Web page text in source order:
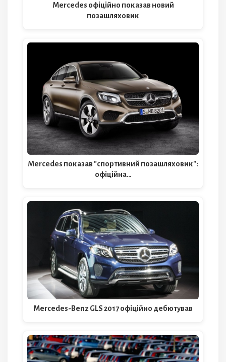
Mercedes офіційно показав новий
позашляховик
Mercedes показав "спортивний позашляховик":
офіційна…
Mercedes-Benz GLS 2017 офіційно дебютував